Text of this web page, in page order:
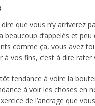
que vous n’y arriverez
d’appelés et peu
comme ça, vous avez
à vos fins, c’est à dire
tendance à voire la
à voir les choses en
de l’ancrage que